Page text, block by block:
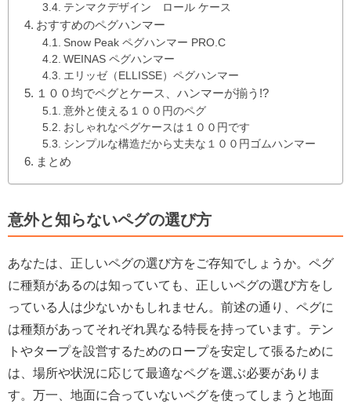
テンマクデザイン ロール ケース
おすすめのペグハンマー
Snow Peak ペグハンマー PRO.C
WEINAS ペグハンマー
エリッゼ（ELLISSE）ペグハンマー
１００均でペグとケース、ハンマーが揃う!?
意外と使える１００円のペグ
おしゃれなペグケースは１００円です
シンプルな構造だから丈夫な１００円ゴムハンマー
まとめ
意外と知らないペグの選び方
あなたは、正しいペグの選び方をご存知でしょうか。ペグ
に種類があるのは知っていても、正しいペグの選び方をし
っている人は少ないかもしれません。前述の通り、ペグに
は種類があってそれぞれ異なる特長を持っています。テン
トやタープを設営するためのロープを安定して張るために
は、場所や状況に応じて最適なペグを選ぶ必要がありま
す。万一、地面に合っていないペグを使ってしまうと地面